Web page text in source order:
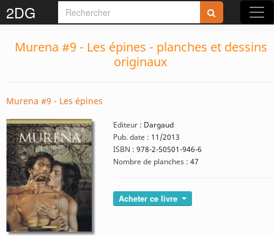
2DG
Murena #9 - Les épines - planches et dessins
originaux
Murena #9 - Les épines
Editeur : Dargaud
Pub. date : 11/2013
ISBN : 978-2-50501-946-6
Nombre de planches : 47
Acheter ce livre